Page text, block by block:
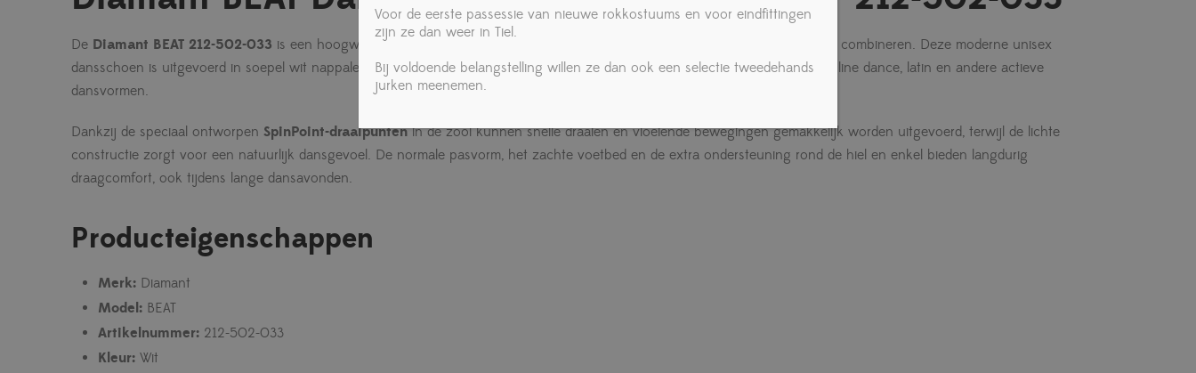
De Diamant BEAT 212-502-033 is een hoogwaardige danssneaker voor dansers die comfort, bewegingsvrijheid en stijl willen combineren. Deze moderne unisex
dansschoen is uitgevoerd in soepel wit nappaleer en is geschikt voor diverse dansstijlen zoals salsa, bachata, swing, discofox, line dance, latin en andere actieve
dansvormen.
Dankzij de speciaal ontworpen SpinPoint-draaipuntenin de zool kunnen snelle draaien en vloeiende bewegingen gemakkelijk worden uitgevoerd, terwijl de lichte
constructie zorgt voor een natuurlijk dansgevoel. De normale pasvorm, het zachte voetbed en de extra ondersteuning rond de hiel en enkel bieden langdurig
draagcomfort, ook tijdens lange dansavonden.
Producteigenschappen
Merk:Diamant
Model:BEAT
Artikelnummer:212-502-033
Kleur:Wit
Voor de eerste passessie van nieuwe rokkostuums en voor eindfittingen
zijn ze dan weer in Tiel.
Bij voldoende belangstelling willen ze dan ook een selectie tweedehands
jurken meenemen.